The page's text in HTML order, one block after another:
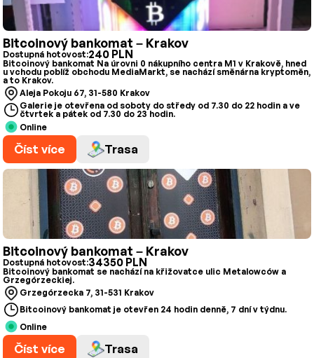
Bitcoinový bankomat – Krakov
Dostupná hotovost:240 PLN
Bitcoinový bankomat Na úrovni 0 nákupního centra M1 v Krakově, hned
u vchodu poblíž obchodu MediaMarkt, se nachází směnárna kryptoměn,
a to Krakov.
Aleja Pokoju 67, 31-580 Krakov
Galerie je otevřena od soboty do středy od 7.30 do 22 hodin a ve
čtvrtek a pátek od 7.30 do 23 hodin.
Online
Číst více Trasa
Bitcoinový bankomat – Krakov
Dostupná hotovost:34350 PLN
Bitcoinový bankomat se nachází na křižovatce ulic Metalowców a
Grzegórzeckiej.
Grzegórzecka 7, 31-531 Krakov
Bitcoinový bankomat je otevřen 24 hodin denně, 7 dní v týdnu.
Online
Číst více Trasa